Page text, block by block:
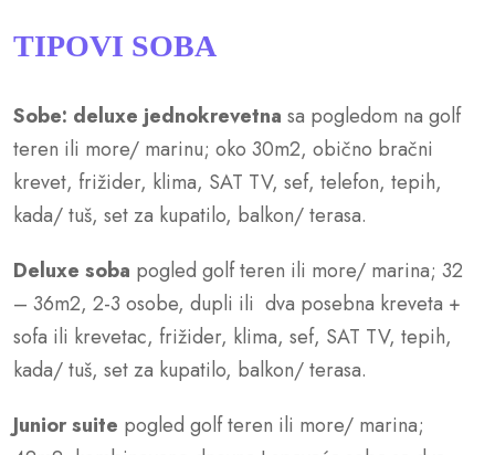
TIPOVI SOBA
Sobe: deluxe jednokrevetna sa pogledom na golf
teren ili more/ marinu; oko 30m2, obično bračni
krevet, frižider, klima, SAT TV, sef, telefon, tepih,
kada/ tuš, set za kupatilo, balkon/ terasa.
Deluxe soba pogled golf teren ili more/ marina; 32
– 36m2, 2-3 osobe, dupli ili dva posebna kreveta +
sofa ili krevetac, frižider, klima, sef, SAT TV, tepih,
kada/ tuš, set za kupatilo, balkon/ terasa.
Junior suite pogled golf teren ili more/ marina;